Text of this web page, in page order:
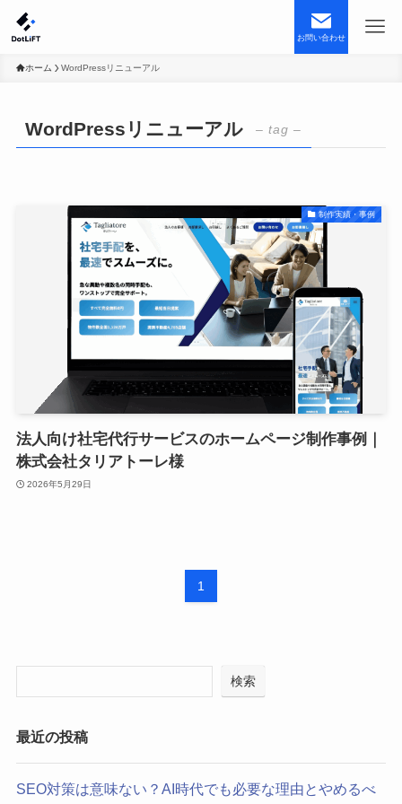
お問い合わせ
ホーム WordPressリニューアル
WordPressリニューアル – tag –
制作実績・事例
法人向け社宅代行サービスのホームページ制作事例｜
株式会社タリアトーレ様
2026年5月29日
1
検索
最近の投稿
SEO対策は意味ない？AI時代でも必要な理由とやめるべ